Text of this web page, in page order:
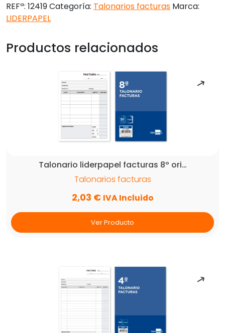
cuarto
original
2
REFª: 12419Categoría: Talonarios facturas Marca:
LIDERPAPEL
Productos relacionados
Talonario liderpapel facturas 8º ori…
Talonarios facturas
2,03 € IVA Incluido
Ver Producto